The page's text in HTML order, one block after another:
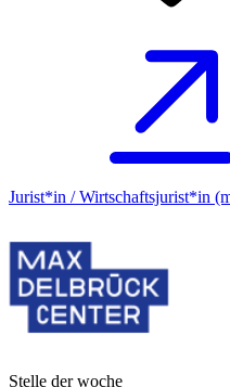
Jurist*in / Wirtschafts­jurist*in
Stelle der woche